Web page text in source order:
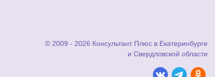
© 2009 - 2026 Консультант Плюс в Екатеринбурге
и Свердловской области